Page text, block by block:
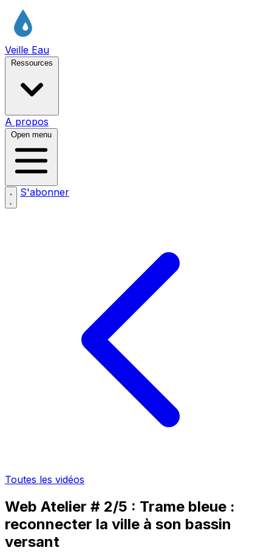
Veille Eau
Ressources
A propos
Open menu
S'abonner
Toutes les vidéos
Web Atelier # 2/5 : Trame bleue :
reconnecter la ville à son bassin
versant